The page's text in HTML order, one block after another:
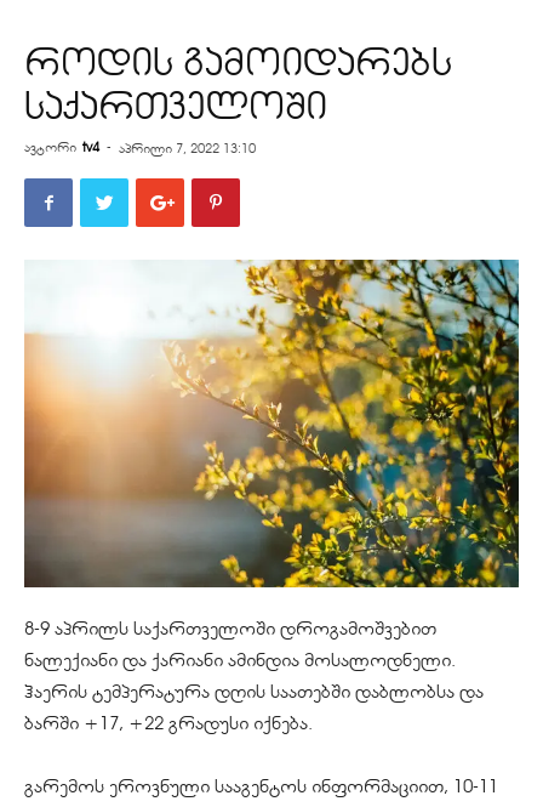
როდის გამოიდარებს
საქართველოში
ავტორი tv4 - აპრილი 7, 2022 13:10
8-9 აპრილს საქართველოში დროგამოშვებით
ნალექიანი და ქარიანი ამინდია მოსალოდნელი.
ჰაერის ტემპერატურა დღის საათებში დაბლობსა და
ბარში +17, +22 გრადუსი იქნება.
გარემოს ეროვნული სააგენტოს ინფორმაციით, 10-11